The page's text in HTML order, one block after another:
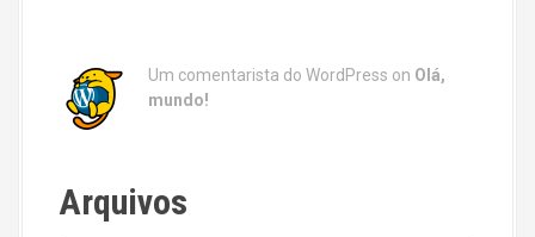
Um comentarista do WordPress on Olá,
mundo!
Arquivos